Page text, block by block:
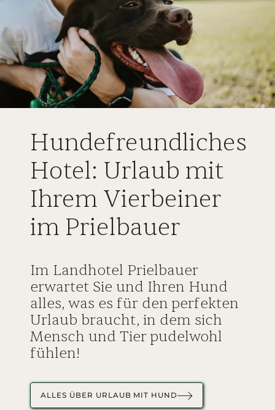
Hundefreundliches
Hotel: Urlaub mit
Ihrem Vierbeiner
im Prielbauer
Im Landhotel Prielbauer
erwartet Sie und Ihren Hund
alles, was es für den perfekten
Urlaub braucht, in dem sich
Mensch und Tier pudelwohl
fühlen!
ALLES ÜBER URLAUB MIT HUND